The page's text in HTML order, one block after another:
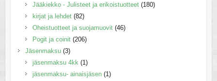
Jääkiekko - Julisteet ja erikoistuotteet (180)
kirjat ja lehdet (82)
Oheistuotteet ja suojamuovit (46)
Pogit ja coinit (206)
Jäsenmaksu (3)
jäsenmaksu 4kk (1)
jäsenmaksu- ainaisjäsen (1)